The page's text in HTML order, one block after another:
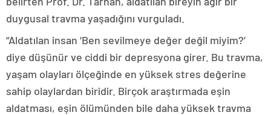
duygusal travma yaşadığını vurguladı.
“Aldatılan insan ‘Ben sevilmeye değer değil miyim?’
diye düşünür ve ciddi bir depresyona girer. Bu travma,
yaşam olayları ölçeğinde en yüksek stres değerine
sahip olaylardan biridir. Birçok araştırmada eşin
aldatması, eşin ölümünden bile daha yüksek travma